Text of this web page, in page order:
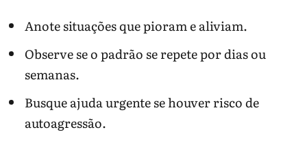
Anote situações que pioram e aliviam.
Observe se o padrão se repete por dias ou
semanas.
Busque ajuda urgente se houver risco de
autoagressão.